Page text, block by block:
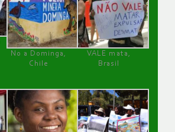
No a Dominga,
Chile
VALE mata,
Brasil